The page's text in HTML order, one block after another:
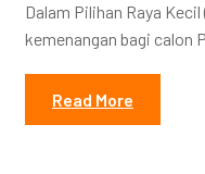
Dalam Pilihan Raya
kemenangan bagi calon
Read More